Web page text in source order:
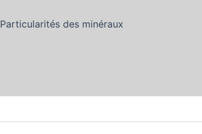
Particularités des minéraux